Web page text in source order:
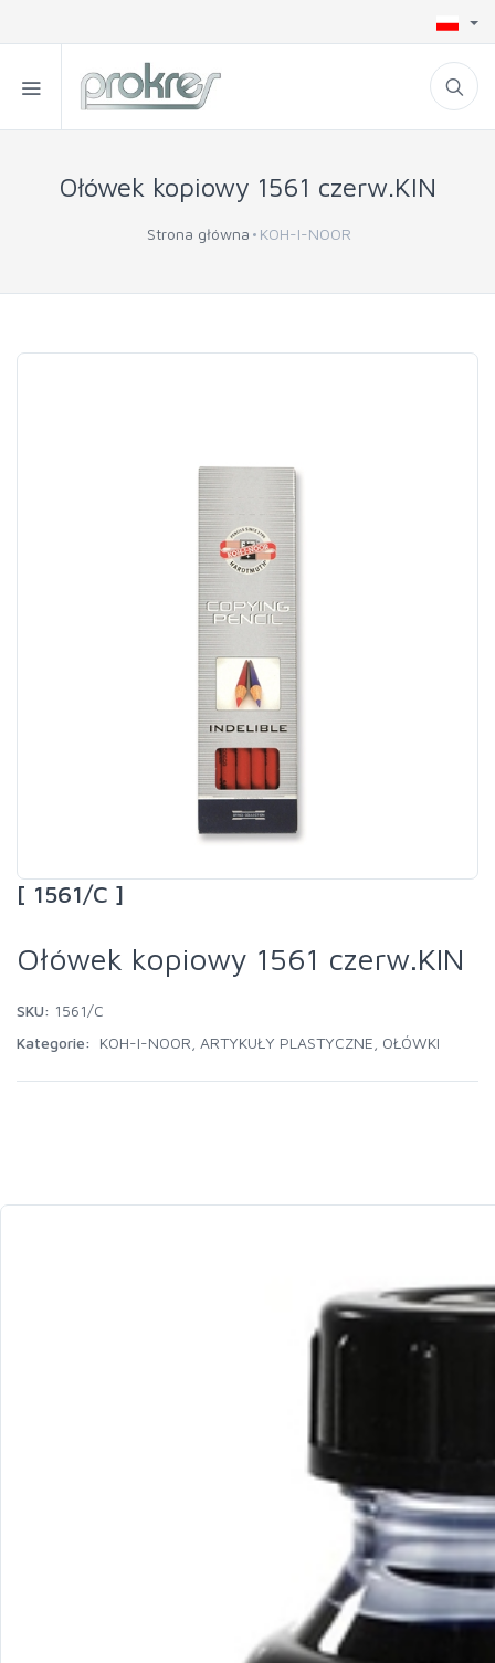
Ołówek kopiowy 1561 czerw.KIN
Strona główna KOH-I-NOOR
[ 1561/C ]
Ołówek kopiowy 1561 czerw.KIN
SKU: 1561/C
Kategorie:
KOH-I-NOOR ARTYKUŁY PLASTYCZNE OŁÓWKI